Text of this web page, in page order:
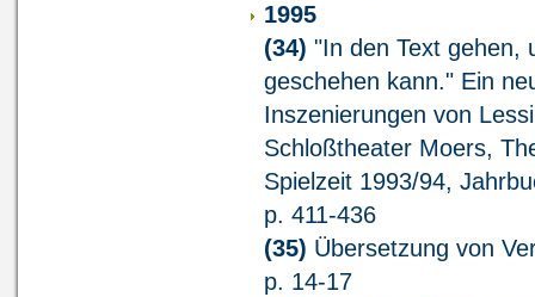
1995
(34) "In den Text gehen,
geschehen kann." Ein
Inszenierungen von
Schloßtheater Moers,
Spielzeit 1993/94,
p. 411-436
(35) Übersetzung von
p. 14-17